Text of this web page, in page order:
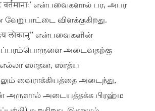
वर्तमानाः’ என்பவைகளால் பர, அபர
விளக்குகிறது.
लोकानु” என்பவைகளின்
அடைவதற்கு
ஸாதன, ஸாத்ய
வைராக்கியத்தை அடைந்து,
அருளால் அடையத்தக்க பிரஹ்ம